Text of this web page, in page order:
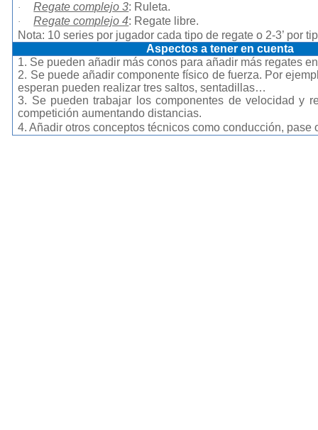
· Regate complejo 3: Ruleta.
· Regate complejo 4: Regate libre.
Nota: 10 series por jugador cada tipo de regate o 2-3’ por
Aspectos a tener en cuenta
1. Se pueden añadir más conos para añadir más regates
2. Se puede añadir componente físico de fuerza. Por
esperan pueden realizar tres saltos, sentadillas…
3. Se pueden trabajar los componentes de velocidad y
competición aumentando distancias.
4. Añadir otros conceptos técnicos como conducción, pase